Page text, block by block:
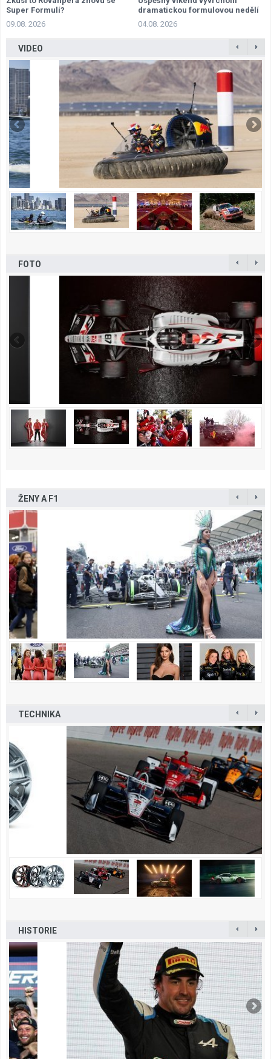
Super Formulí?
09.08. 2026
dramatickou formulovou nedělí
04.08. 2026
VIDEO
FOTO
ŽENY A F1
TECHNIKA
HISTORIE